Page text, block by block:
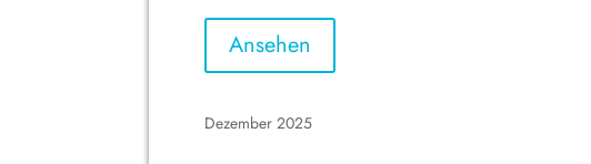
Ansehen
Dezember 2025